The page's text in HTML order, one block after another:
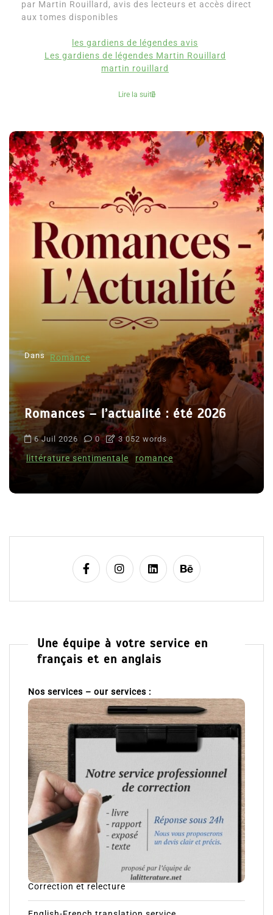
par Martin Rouillard, avis des lecteurs et accès direct
aux tomes disponibles
les gardiens de légendes avis
Les gardiens de légendes Martin Rouillard
martin rouillard
Lire la suite
Dans Romance
Romances – l’actualité : été 2026
6 Juil 2026 0 3 052 words
littérature sentimentale romance
Une équipe à votre service en
français et en anglais
Nos services – our services :
Correction et relecture